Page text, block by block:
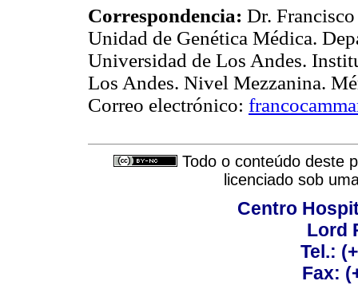
Correspondencia: Dr.
Unidad de Genética Médica.
Universidad de Los Andes.
Los Andes. Nivel Mezzanina.
Correo electrónico:
Todo o conteúdo deste
licenciado sob
Centro
Lord
Tel.:
Fax: